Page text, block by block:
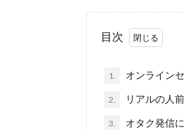
目次
1. オンライン
2. リアルの人
3. オタク発信